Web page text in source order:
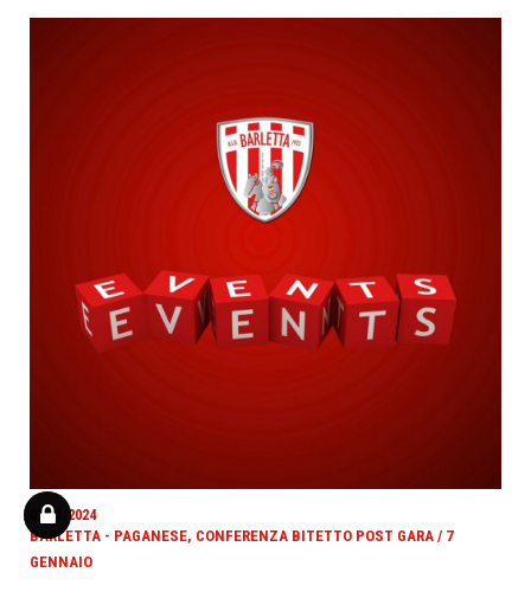
07/01/2024
BARLETTA - PAGANESE, CONFERENZA BITETTO POST GARA / 7
GENNAIO